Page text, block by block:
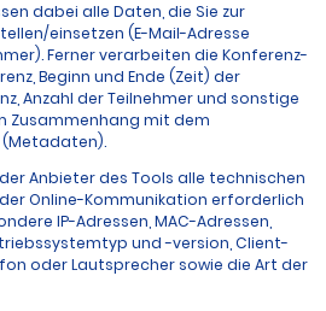
dabei alle Daten, die Sie zur
einsetzen (E-Mail-Adresse
Ferner verarbeiten die Konferenz-
Beginn und Ende (Zeit) der
Anzahl der Teilnehmer und sonstige
Zusammenhang mit dem
Anbieter des Tools alle technischen
Online-Kommunikation erforderlich
IP-Adressen, MAC-Adressen,
und -version, Client-
oder Lautsprecher sowie die Art der